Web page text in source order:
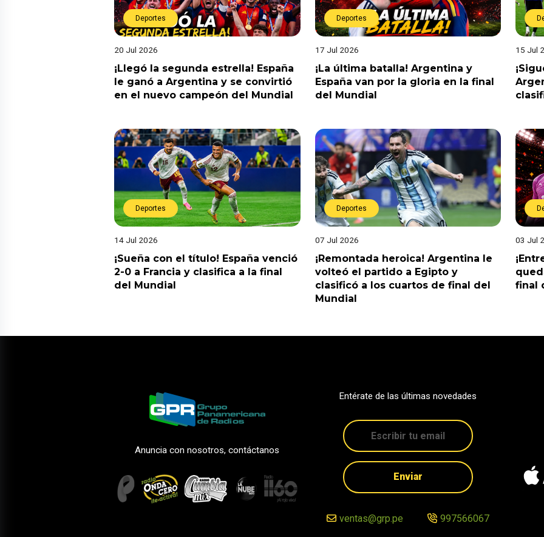
Deportes
20 Jul 2026
¡Llegó la segunda estrella! España
le ganó a Argentina y se convirtió
en el nuevo campeón del Mundial
Deportes
17 Jul 2026
¡La última batalla! Argentina y
España van por la gloria en la final
del Mundial
15 Jul
Deportes
14 Jul 2026
¡Sueña con el título! España venció
2-0 a Francia y clasifica a la final
del Mundial
Deportes
07 Jul 2026
¡Remontada heroica! Argentina le
volteó el partido a Egipto y
clasificó a los cuartos de final del
Mundial
03 Jul
final
Anuncia con nosotros, contáctanos
Entérate de las últimas novedades
Enviar
ventas@grp.pe 997566067